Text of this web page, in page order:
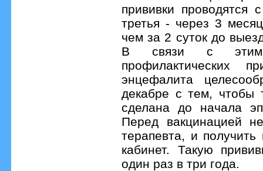
прививки проводятся
третья - через 3
чем за 2 суток до
В связи с этим
профилактических
энцефалита
декабре с тем, чтобы
сделана до начала
Перед вакцинацией
терапевта, и
кабинет. Такую
один раз в три года.